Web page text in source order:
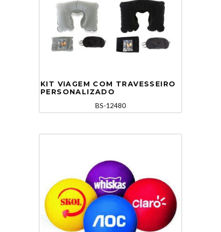
KIT VIAGEM COM TRAVESSEIRO
PERSONALIZADO
BS-12480